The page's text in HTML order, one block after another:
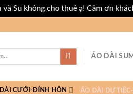
và Su không cho thuê ạ! Cảm ơn
ÁO DÀI
CƯỚI-ĐÍNH HÔN ÁO DÀI DỰ TIỆC-